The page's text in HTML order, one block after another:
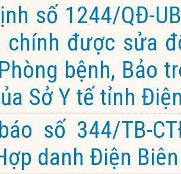
số 1244/QĐ-
chính được sửa
bệnh, Bảo
Sở Y tế tỉnh
số 344/TB-
danh Điện